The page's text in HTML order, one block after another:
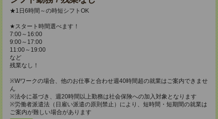
★1日6時間～の時短シフトOK
★スタート時間選べます！
7:00～16:00
9:00～17:00
11:00～19:00
など
残業なし！
※Wワークの場合、他のお仕事と合わせ週40時間超の就業はご案内できませ
ん
※法令に基づき、週20時間以上勤務は社会保険への加入対象となります
※労働者派遣法（日雇い派遣の原則禁止）により、短時間・短期間の就業は
ご案内が難しい場合があります